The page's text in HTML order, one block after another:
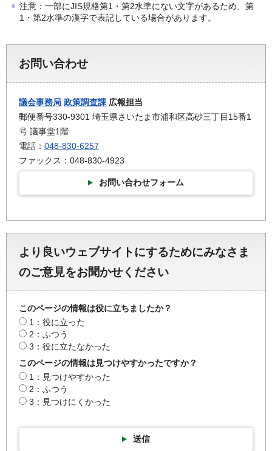
注意：一部にJIS規格第1・第2水準にない文字があるため、第
1・第2水準の漢字で表記している場合があります。
お問い合わせ
議会事務局 政策調査課 広報担当
郵便番号330-9301 埼玉県さいたま市浦和区高砂三丁目15番1
号 議事堂1階
電話： 048-830-6257
ファックス：048-830-4923
お問い合わせフォーム
より良いウェブサイトにするためにみなさま
のご意見をお聞かせください
このページの情報は役に立ちましたか？
1：役に立った
2：ふつう
3：役に立たなかった
このページの情報は見つけやすかったですか？
1：見つけやすかった
2：ふつう
3：見つけにくかった
送信